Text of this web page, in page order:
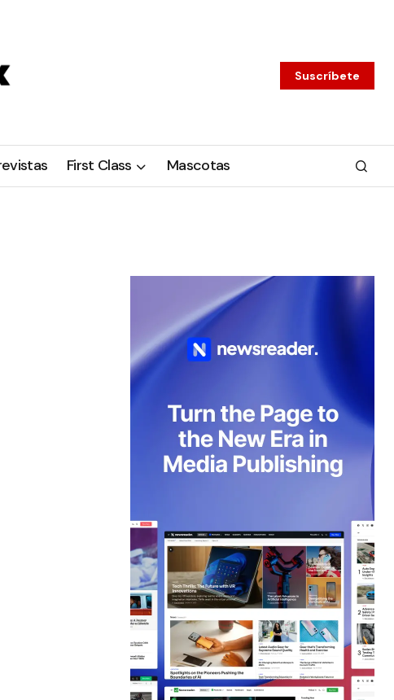
Suscríbete
First Class Mascotas